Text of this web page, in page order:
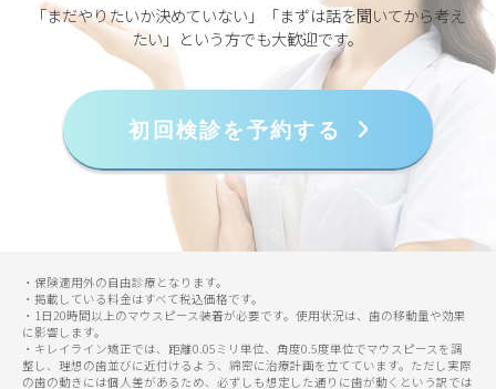
「まだやりたいか決めていない」「まずは話を聞いてから考え
たい」という方でも大歓迎です。
初回検診を予約する
・保険適用外の自由診療となります。
・掲載している料金はすべて税込価格です。
・1日20時間以上のマウスピース装着が必要です。使用状況は、歯の移動量や効果
に影響します。
・キレイライン矯正では、距離0.05ミリ単位、角度0.5度単位でマウスピースを調
整し、理想の歯並びに近付けるよう、綿密に治療計画を立てています。ただし実際
の歯の動きには個人差があるため、必ずしも想定した通りに歯が動くという訳では